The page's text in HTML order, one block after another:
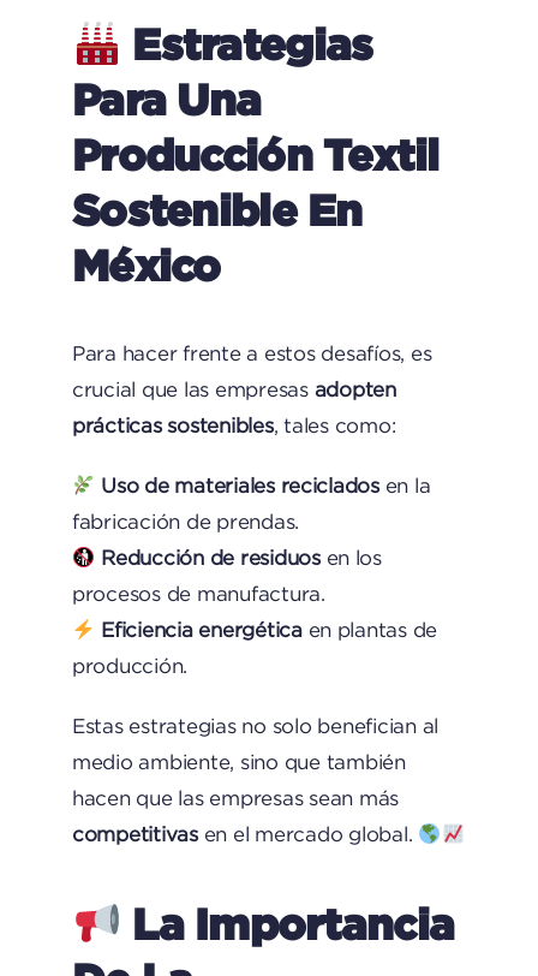
Estrategias
Para Una
Producción Textil
Sostenible En
México
Para hacer frente a estos desafíos, es
crucial que las empresas adopten
prácticas sostenibles, tales como:
Uso de materiales recicladosen la
fabricación de prendas.
Reducción de residuosen los
procesos de manufactura.
Eficiencia energéticaen plantas de
producción.
Estas estrategias no solo benefician al
medio ambiente, sino que también
hacen que las empresas sean más
competitivasen el mercado global.
La Importancia